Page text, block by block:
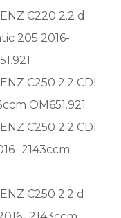
C220 2.2 d
205 2016-
C250 2.2 CDI
OM651.921
C250 2.2 CDI
2143ccm
C250 2.2 d